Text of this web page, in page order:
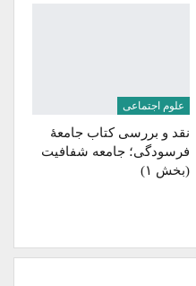
علوم اجتماعی
نقد و بررسی کتاب جامعۀ
فرسودگی؛ جامعه شفافیت
(بخش ۱)